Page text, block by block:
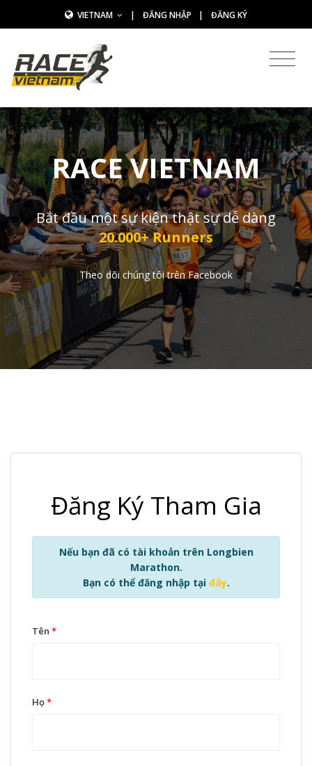
VIETNAM | ĐĂNG NHẬP | ĐĂNG KÝ
RACE VIETNAM
Bắt đầu một sự kiện thật sự dễ dàng
20.000+ Runners
Theo dõi chúng tôi trên Facebook
Đăng Ký Tham Gia
Nếu bạn đã có tài khoản trên Longbien
Marathon.
Bạn có thể đăng nhập tại đây.
Tên *
Họ*